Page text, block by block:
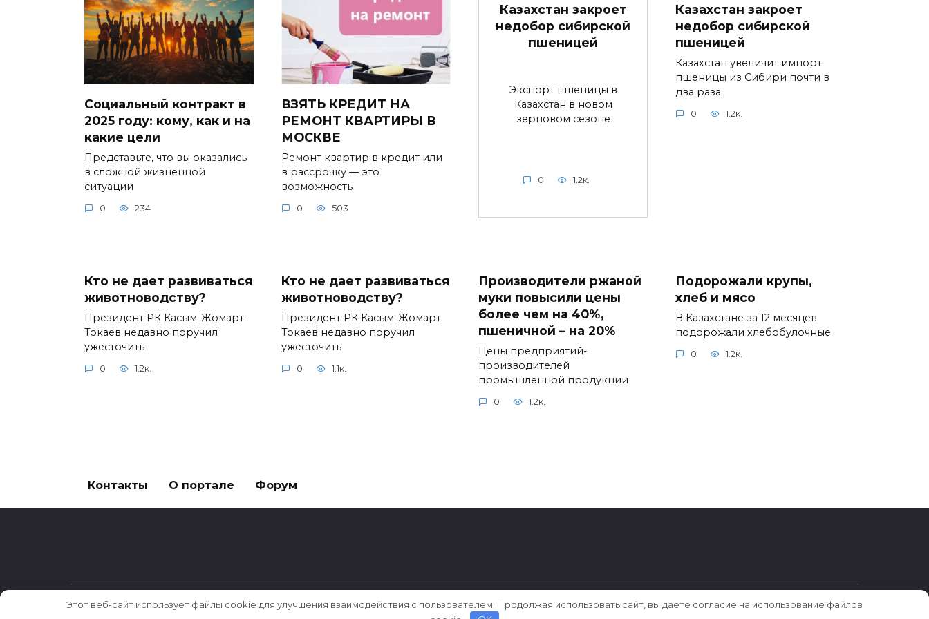
Социальный контракт в
2025 году: кому, как и на
какие цели
Представьте, что вы оказались
в сложной жизненной
ситуации
0 234
ВЗЯТЬ КРЕДИТ НА
РЕМОНТ КВАРТИРЫ В
МОСКВЕ
Ремонт квартир в кредит или
в рассрочку — это
возможность
0 503
Казахстан закроет
недобор сибирской
пшеницей
Экспорт пшеницы в
Казахстан в новом
зерновом сезоне
0 1.2к.
Казахстан закроет
недобор сибирской
пшеницей
Казахстан увеличит импорт
пшеницы из Сибири почти в
два раза.
0 1.2к.
Кто не дает развиваться
животноводству?
Президент РК Касым-Жомарт
Токаев недавно поручил
ужесточить
0 1.2к.
Кто не дает развиваться
животноводству?
Президент РК Касым-Жомарт
Токаев недавно поручил
ужесточить
0 1.1к.
Производители ржаной
муки повысили цены
более чем на 40%,
пшеничной – на 20%
Цены предприятий-
производителей
промышленной продукции
0 1.2к.
Подорожали крупы,
хлеб и мясо
В Казахстане за 12 месяцев
подорожали хлебобулочные
0 1.2к.
Контакты О портале Форум
Этот веб-сайт использует файлы cookie для улучшения взаимодействия с пользователем. Продолжая использовать сайт, вы даете согласие на использование файлов